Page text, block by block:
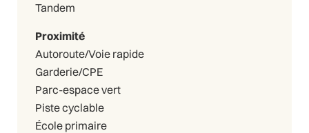
Tandem
Proximité
Autoroute/Voie rapide
Garderie/CPE
Parc-espace vert
Piste cyclable
École primaire